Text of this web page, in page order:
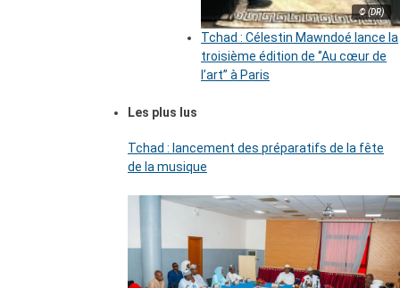
© (DR)
Tchad : Célestin Mawndoé lance la
troisième édition de ‘’Au cœur de
l’art’’ à Paris
Les plus lus
Tchad : lancement des préparatifs de la fête
de la musique